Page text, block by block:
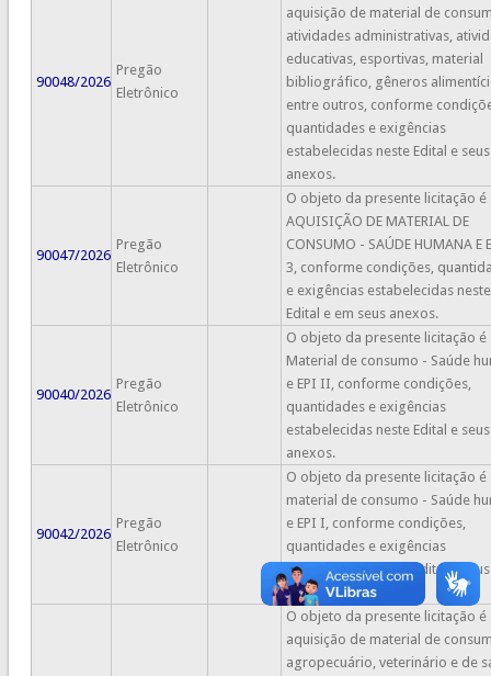
90048/2026
Pregão
Eletrônico
aquisição de material de
atividades administrativas,
educativas, esportivas, material
bibliográfico, gêneros
entre outros, conforme
quantidades e exigências
estabelecidas neste Edital e seus
anexos.
90047/2026
Pregão
Eletrônico
O objeto da presente licitação é
AQUISIÇÃO DE MATERIAL DE
CONSUMO - SAÚDE HUMANA E
3, conforme condições,
e exigências estabelecidas neste
Edital e em seus anexos.
90040/2026
Pregão
Eletrônico
O objeto da presente licitação é
Material de consumo - Saúde
e EPI II, conforme condições,
quantidades e exigências
estabelecidas neste Edital e seus
anexos.
90042/2026
Pregão
Eletrônico
O objeto da presente licitação é
material de consumo - Saúde
e EPI I, conforme condições,
quantidades e exigências
estabelecidas neste Edital e seus
anexos.
O objeto da presente licitação é
aquisição de material de
agropecuário, veterinário e de